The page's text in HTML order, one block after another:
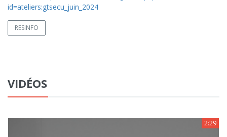
id=ateliers:gtsecu_juin_2024
RESINFO
VIDÉOS
2:29